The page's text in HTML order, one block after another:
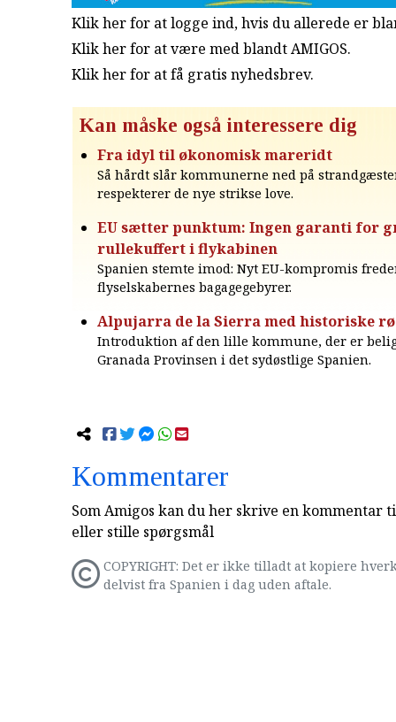
Klik her for at logge ind, hvis du allerede er
Klik her for at være med blandt AMIGOS.
Klik her for at få gratis nyhedsbrev.
Kan måske også interessere dig
Fra idyl til økonomisk mareridt
Så hårdt slår kommunerne ned på
respekterer de nye strikse love.
EU sætter punktum: Ingen garanti for
rullekuffert i flykabinen
Spanien stemte imod: Nyt EU-kompromis
flyselskabernes bagagegebyrer.
Alpujarra de la Sierra med historiske
Introduktion af den lille kommune, der er
Granada Provinsen i det sydøstlige Spanien.
Kommentarer
Som Amigos kan du her skrive en kommentar
eller stille spørgsmål
COPYRIGHT: Det er ikke tilladt at kopiere
delvist fra Spanien i dag uden aftale.